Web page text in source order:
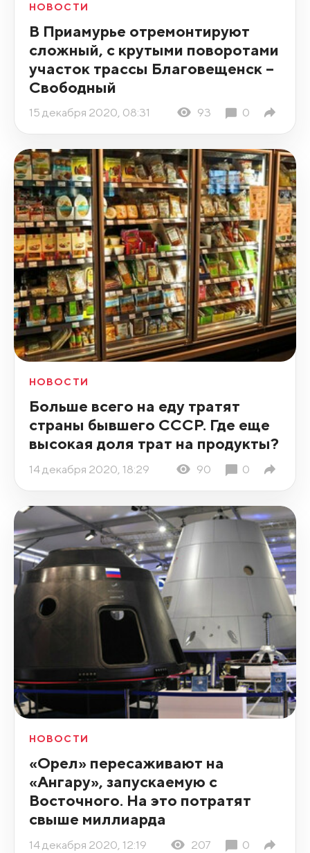
НОВОСТИ
В Приамурье отремонтируют
сложный, с крутыми поворотами
участок трассы Благовещенск –
Свободный
15 декабря 2020, 08:31 93 0
НОВОСТИ
Больше всего на еду тратят
страны бывшего СССР. Где еще
высокая доля трат на продукты?
14 декабря 2020, 18:29 90 0
НОВОСТИ
«Орел» пересаживают на
«Ангару», запускаемую с
Восточного. На это потратят
свыше миллиарда
14 декабря 2020, 12:19 207 0